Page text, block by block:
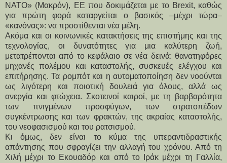
ΝΑΤΟ» (Μακρόν), ΕΕ που δοκιμάζεται με το Brexit, καθώς
για πρώτη φορά καταργείται ο βασικός –μέχρι τώρα–
«κανόνας»: να προστίθενται νέα μέλη.
Ακόμα και οι κοινωνικές κατακτήσεις της επιστήμης και της
τεχνολογίας, οι δυνατότητες για μια καλύτερη ζωή,
μετατρέπονται από το κεφάλαιο σε νέα δεινά: θανατηφόρες
μηχανές πολέμου και καταστολής, συσκευές ελέγχου και
επιτήρησης. Τα ρομπότ και η αυτοματοποίηση δεν νοούνται
ως λιγότερη και ποιοτική δουλειά για όλους, αλλά ως
ανεργία και φτώχεια. Σκοτεινοί καιροί, με τη βαρβαρότητα
των πνιγμένων προσφύγων, των στρατοπέδων
συγκέντρωσης και των φρακτών, της ακραίας καταστολής,
του νεοφασισμού και του ρατσισμού.
Κι όμως, δεν είναι το κύμα της υπεραντιδραστικής
απάντησης που σφραγίζει την αλλαγή του χρόνου. Από τη
Χιλή μέχρι το Εκουαδόρ και από το Ιράκ μέχρι τη Γαλλία,